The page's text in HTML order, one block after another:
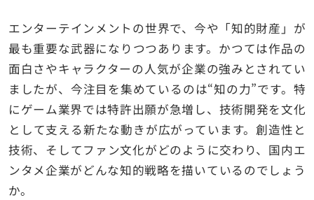
エンターテインメントの世界で、今や「知的財産」が
最も重要な武器になりつつあります。かつては作品の
面白さやキャラクターの人気が企業の強みとされてい
ましたが、今注目を集めているのは“知の力”です。特
にゲーム業界では特許出願が急増し、技術開発を文化
として支える新たな動きが広がっています。創造性と
技術、そしてファン文化がどのように交わり、国内エ
ンタメ企業がどんな知的戦略を描いているのでしょう
か。